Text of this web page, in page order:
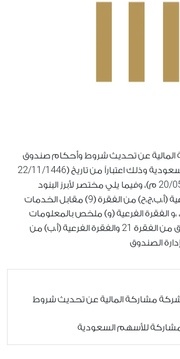
عن تحديث شروط وأحكام صندوق
وذلك اعتباراً من تاريخ (22/11/1446
20/ م)، وفيما يلي مختصر لأبرز البنود
(أ،ب،ج،ح) من الفقرة (9) مقابل الخدمات
،و الفقرة الفرعية (و) ملخص بالمعلومات
من الفقرة 21 والفقرة الفرعية (أ،ب) من
الصندوق
شركة مشاركة المالية عن تحديث شروط
للأسهم السعودية